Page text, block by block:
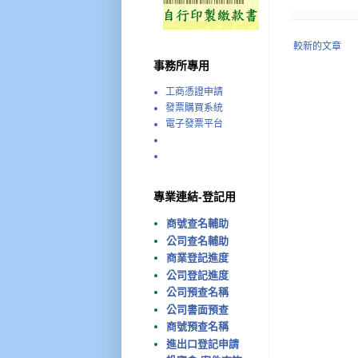
較新的文章
事務所專用
工商憑證申請
發票購買系統
電子發票平台
專業連結-登記用
商號查名輔助
公司查名輔助
商業登記進度
公司登記進度
公司預查名稱
公司書面預查
商號預查名稱
進出口登記申請